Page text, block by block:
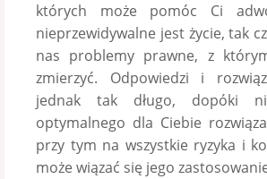
których może pomóc Ci
nieprzewidywalne jest życie, tak
nas problemy prawne, z
zmierzyć. Odpowiedzi i
jednak tak długo, dopóki
optymalnego dla Ciebie
przy tym na wszystkie ryzyka i
może wiązać się jego